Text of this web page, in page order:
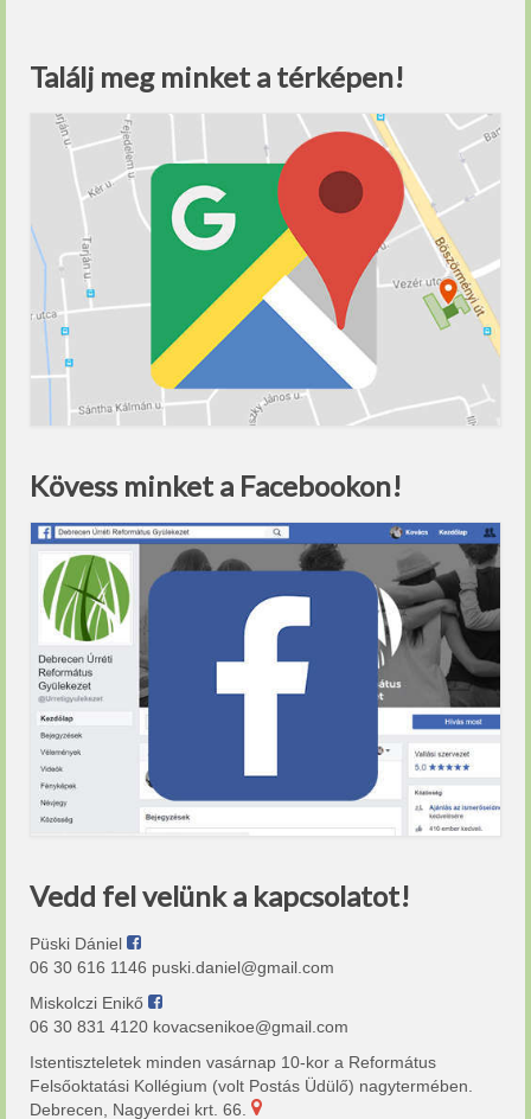
Találj meg minket a térképen!
Kövess minket a Facebookon!
Vedd fel velünk a kapcsolatot!
Püski Dániel
06 30 616 1146 puski.daniel@gmail.com
Miskolczi Enikő
06 30 831 4120 kovacsenikoe@gmail.com
Istentiszteletek minden vasárnap 10-kor a Református
Felsőoktatási Kollégium (volt Postás Üdülő) nagytermében.
Debrecen, Nagyerdei krt. 66.